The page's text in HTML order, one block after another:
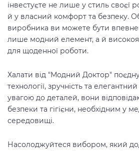
інвестуєте не лише у стиль своєї
й у власний комфорт та безпеку.
виробника ви можете бути
лише модний елемент, а й
для щоденної роботи.
Халати від "Модний Доктор"
технології, зручність та
увагою до деталей, вони
безпеки та гігієни, необхідним у
середовищі.
Насолоджуйтеся вибором, який